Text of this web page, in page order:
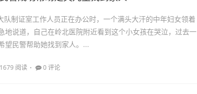
队制证室工作人员正在办公时，一个满头大汗的中年妇女领着
地说道，自己在岭北医院附近看到这个小女孩在哭泣，过去一
望民警帮助她找到家人。...
阅读 0 评论